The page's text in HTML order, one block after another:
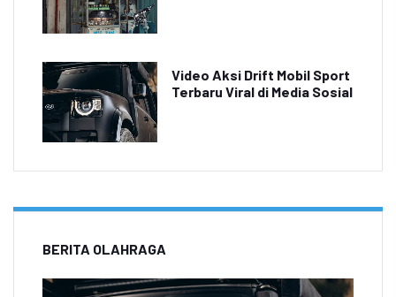
Video Aksi Drift Mobil Sport
Terbaru Viral di Media Sosial
BERITA OLAHRAGA